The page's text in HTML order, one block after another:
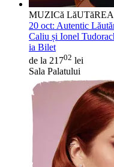
MUZICă
20 oct: Autentic
Caliu și Ionel
ia Bilet
de la 21702 lei
Sala Palatului